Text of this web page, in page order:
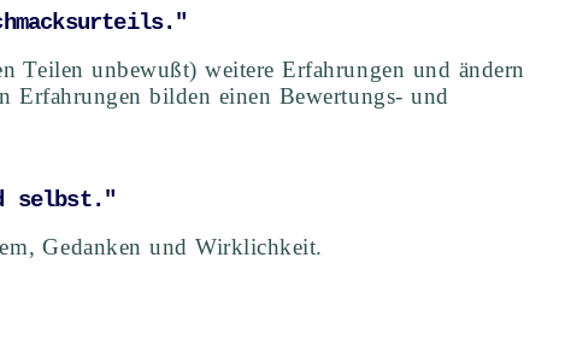
Teilen unbewußt) weitere Erfahrungen und ändern
Erfahrungen bilden einen Bewertungs- und
selbst."
Gedanken und Wirklichkeit.